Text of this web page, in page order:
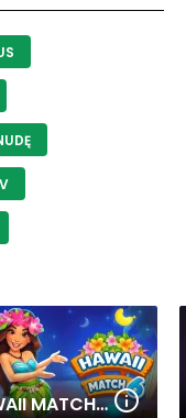
HAWAII MATCH 6